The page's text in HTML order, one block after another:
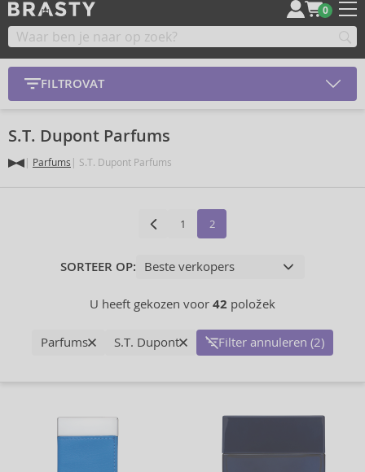
0
FILTROVAT
S.T. Dupont Parfums
Parfums S.T. Dupont Parfums
1 2
SORTEER OP:
U heeft gekozen voor 42 položek
Parfums S.T. Dupont Filter annuleren (2)